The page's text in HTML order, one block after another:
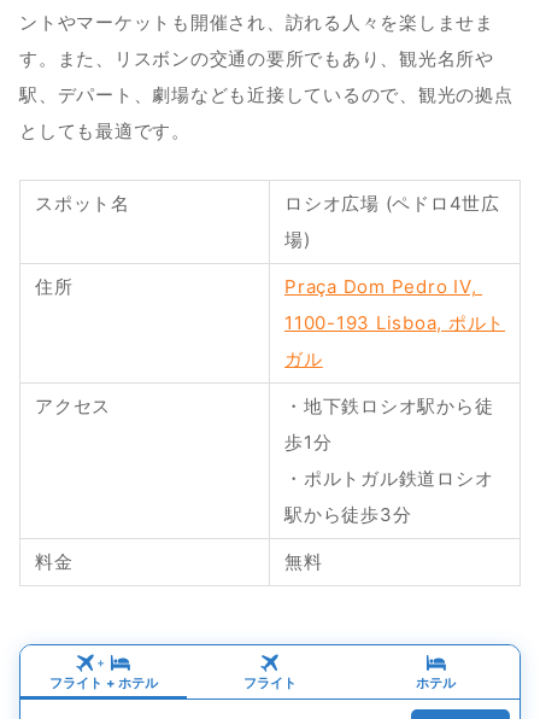
ントやマーケットも開催され、訪れる人々を楽しませま
す。また、リスボンの交通の要所でもあり、観光名所や
駅、デパート、劇場なども近接しているので、観光の拠点
としても最適です。
スポット名
ロシオ広場 (ペドロ4世広
場)
住所
Praça Dom Pedro IV,
1100-193 Lisboa, ポルト
ガル
アクセス
・地下鉄ロシオ駅から徒
歩1分
・ポルトガル鉄道ロシオ
駅から徒歩3分
料金 無料
+
フライト + ホテル フライト ホテル